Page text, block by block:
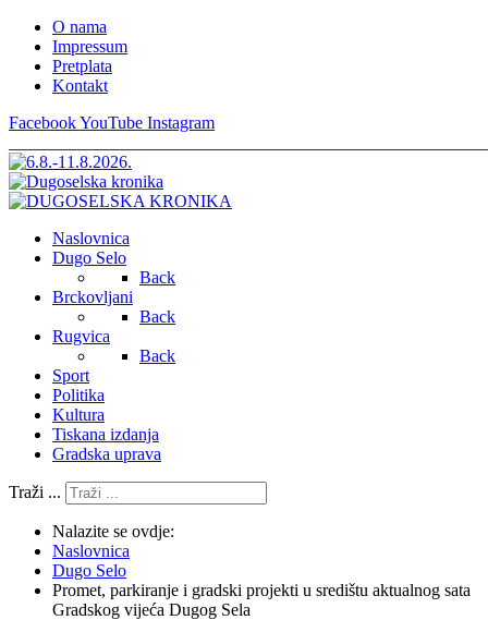
O nama
Impressum
Pretplata
Kontakt
FacebookYouTube Instagram
Naslovnica
Dugo Selo
Back
Brckovljani
Back
Rugvica
Back
Sport
Politika
Kultura
Tiskana izdanja
Gradska uprava
Traži ...
Nalazite se ovdje:
Naslovnica
Dugo Selo
Promet, parkiranje i gradski projekti u središtu aktualnog sata
Gradskog vijeća Dugog Sela